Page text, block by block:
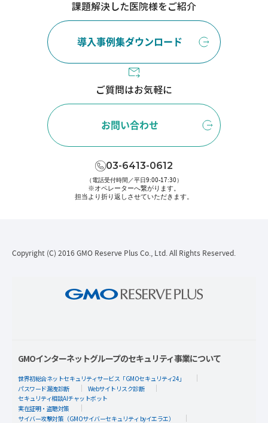
課題解決した医院様をご紹介
導入事例集ダウンロード
ご質問はお気軽に
お問い合わせ
03-6413-0612
（電話受付時間／平日9:00-17:30）
※オペレーターへ繋がります。
担当より折り返しさせていただきます。
Copyright (C) 2016 GMO Reserve Plus Co., Ltd. All Rights Reserved.
GMOインターネットグループのセキュリティ事業について
世界初総合ネットセキュリティサービス「GMOセキュリティ24」
パスワード漏洩診断
Webサイトリスク診断
セキュリティ相談AIチャットボット
実在証明・盗聴対策
サイバー攻撃対策（GMOサイバーセキュリティ byイエラエ）